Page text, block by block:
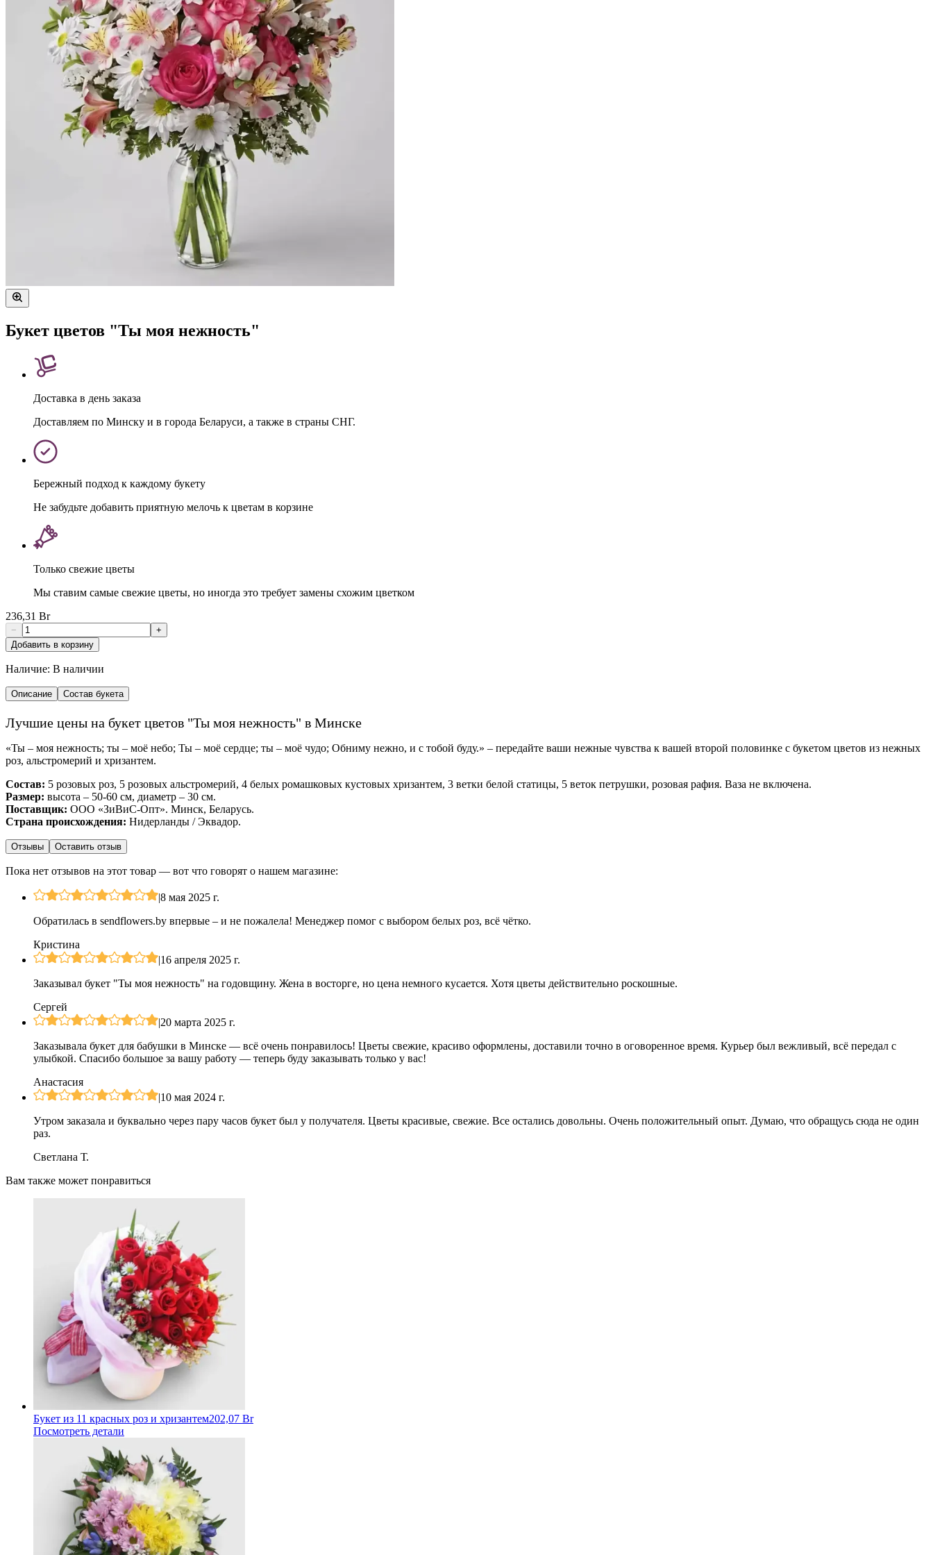
Букет цветов "Ты моя нежность"
Доставка в день заказа
Доставляем по Минску и в города Беларуси, а также в страны СНГ.
Бережный подход к каждому букету
Не забудьте добавить приятную мелочь к цветам в корзине
Только свежие цветы
Мы ставим самые свежие цветы, но иногда это требует замены схожим цветком
236,31 Br
−
+
Добавить в корзину
Наличие: В наличии
Описание Состав букета
Лучшие цены на букет цветов "Ты моя нежность" в Минске
«Ты – моя нежность; ты – моё небо; Ты – моё сердце; ты – моё чудо; Обниму нежно, и с тобой буду.» – передайте ваши нежные чувства к вашей второй половинке с букетом цветов из нежных
роз, альстромерий и хризантем.
Состав: 5 розовых роз, 5 розовых альстромерий, 4 белых ромашковых кустовых хризантем, 3 ветки белой статицы, 5 веток петрушки, розовая рафия. Ваза не включена.
Размер: высота – 50-60 см, диаметр – 30 см.
Поставщик: ООО «ЗиВиС-Опт». Минск, Беларусь.
Страна происхождения: Нидерланды / Эквадор.
Отзывы Оставить отзыв
Пока нет отзывов на этот товар — вот что говорят о нашем магазине:
|8 мая 2025 г.
Обратилась в sendflowers.by впервые – и не пожалела! Менеджер помог с выбором белых роз, всё чётко.
Кристина
|16 апреля 2025 г.
Заказывал букет "Ты моя нежность" на годовщину. Жена в восторге, но цена немного кусается. Хотя цветы действительно роскошные.
Сергей
|20 марта 2025 г.
Заказывала букет для бабушки в Минске — всё очень понравилось! Цветы свежие, красиво оформлены, доставили точно в оговоренное время. Курьер был вежливый, всё передал с
улыбкой. Спасибо большое за вашу работу — теперь буду заказывать только у вас!
Анастасия
|10 мая 2024 г.
Утром заказала и буквально через пару часов букет был у получателя. Цветы красивые, свежие. Все остались довольны. Очень положительный опыт. Думаю, что обращусь сюда не один
раз.
Светлана Т.
Вам также может понравиться
Букет из 11 красных роз и хризантем202,07 Br
Посмотреть детали